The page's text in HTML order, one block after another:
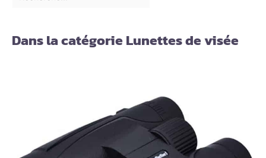
Dans la catégorie Lunettes de visée